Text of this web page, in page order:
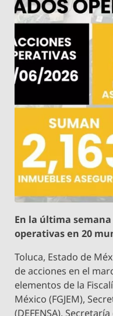
En la última
operativas en 20
Toluca, Estado de
de acciones en el
elementos de la
México (FGJEM),
(DEFENSA),